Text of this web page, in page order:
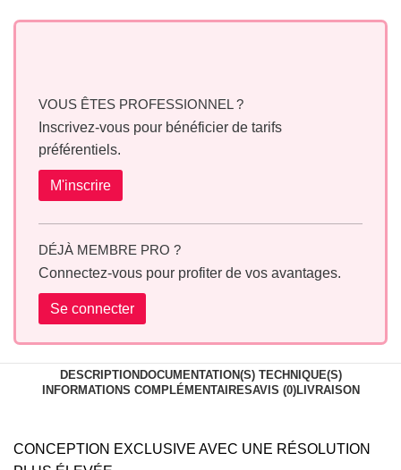
VOUS ÊTES PROFESSIONNEL ?
Inscrivez-vous pour bénéficier de tarifs
préférentiels.
M'inscrire
DÉJÀ MEMBRE PRO ?
Connectez-vous pour profiter de vos avantages.
Se connecter
DESCRIPTION DOCUMENTATION(S) TECHNIQUE(S)
INFORMATIONS COMPLÉMENTAIRESAVIS (0)LIVRAISON
CONCEPTION EXCLUSIVE AVEC UNE RÉSOLUTION